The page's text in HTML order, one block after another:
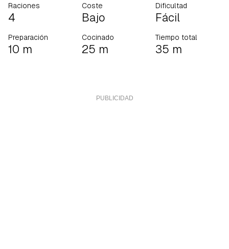
Raciones
4
Coste
Bajo
Dificultad
Fácil
Preparación
10 m
Cocinado
25 m
Tiempo total
35 m